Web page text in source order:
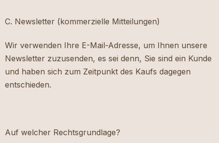
C. Newsletter (kommerzielle Mitteilungen)
Wir verwenden Ihre E-Mail-Adresse, um Ihnen unsere
Newsletter zuzusenden, es sei denn, Sie sind ein Kunde
und haben sich zum Zeitpunkt des Kaufs dagegen
entschieden.
Auf welcher Rechtsgrundlage?